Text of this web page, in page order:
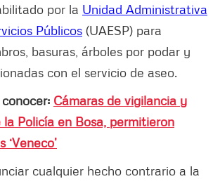
por la Unidad Administrativa
Públicos (UAESP) para
basuras, árboles por podar y
con el servicio de aseo.
Cámaras de vigilancia y
la Policía en Bosa, permitieron
cualquier hecho contrario a la